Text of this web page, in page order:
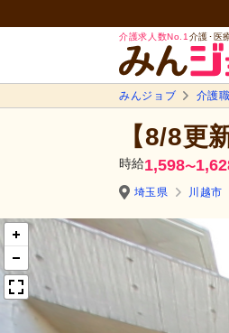
介護求人数No.1 介護･医
みんジョブ 介護職
【8/8更
時給1,598〜
埼玉県 川越市